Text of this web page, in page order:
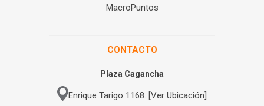
MacroPuntos
CONTACTO
Plaza Cagancha
Enrique Tarigo 1168. [Ver Ubicación]